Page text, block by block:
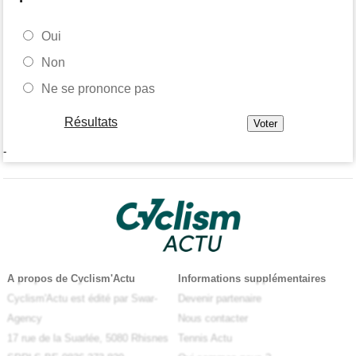
Oui
Non
Ne se prononce pas
Résultats
-
A propos de Cyclism'Actu
Cyclism'Actu est édité par Swar-
Agency
17 rue de la Suarlée, 5080 Rhisnes
Informations supplémentaires
Devenir partenaire
Nous contacter
Tennis Actu